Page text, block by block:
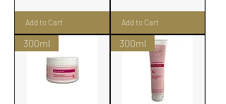
Add to Cart Add to Cart
300ml 300ml